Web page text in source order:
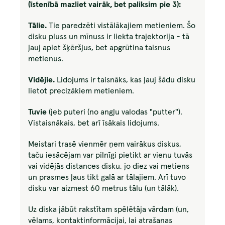
(īstenībā mazliet vairāk, bet paliksim pie 3):
Tālie.Tie paredzēti vistālākajiem metieniem. Šo
disku pluss un mīnuss ir liekta trajektorija - tā
ļauj apiet šķēršļus, bet apgrūtina taisnus
metienus.
Vidējie. Lidojums ir taisnāks, kas ļauj šādu disku
lietot precizākiem metieniem.
Tuvie(jeb puteri (no angļu valodas "putter").
Vistaisnākais, bet arī īsākais lidojums.
Meistari trasē vienmēr ņem vairākus diskus,
taču iesācējam var pilnīgi pietikt ar vienu tuvās
vai vidējās distances disku, jo diez vai metiens
un prasmes ļaus tikt galā ar tālajiem. Arī tuvo
disku var aizmest 60 metrus tālu (un tālāk).
Uz diska jābūt rakstītam spēlētāja vārdam (un,
vēlams, kontaktinformācijai, lai atrašanas